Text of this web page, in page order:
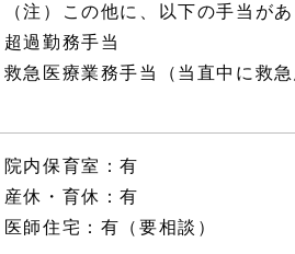
（注）この他に、以下の手当があ
超過勤務手当
救急医療業務手当（当直中に救
院内保育室：有
産休・育休：有
医師住宅：有（要相談）